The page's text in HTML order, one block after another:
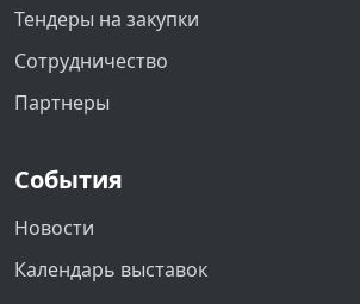
Тендеры на закупки
Сотрудничество
Партнеры
События
Новости
Календарь выставок